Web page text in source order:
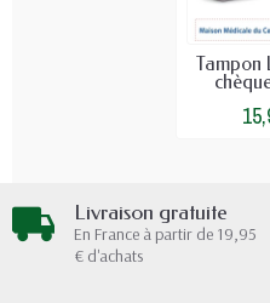
Tampon
Livraison gratuite
En France à partir de 19,95
€ d'achats